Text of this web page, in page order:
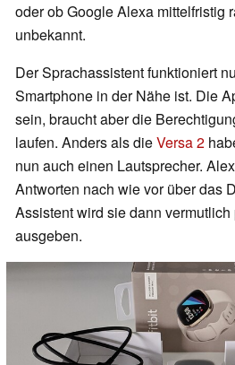
oder ob Google Alexa mittelfristig
unbekannt.
Der Sprachassistent funktioniert
Smartphone in der Nähe ist. Die
sein, braucht aber die
laufen. Anders als dieVersa 2
nun auch einen Lautsprecher.
Antworten nach wie vor über das
Assistent wird sie dann
ausgeben.